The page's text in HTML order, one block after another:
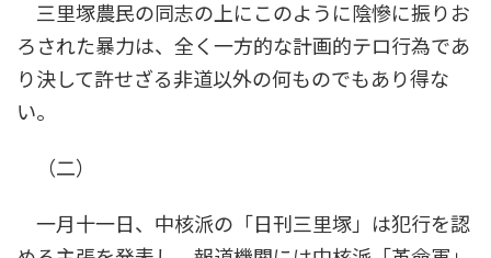
三里塚農民の同志の上にこのように陰慘に振りお
ろされた暴力は、全く一方的な計画的テロ行為であ
り決して許せざる非道以外の何ものでもあり得な
い。
（二）
一月十一日、中核派の「日刊三里塚」は犯行を認